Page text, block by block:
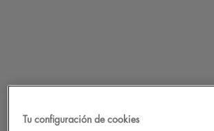
Tu configuración de cookies